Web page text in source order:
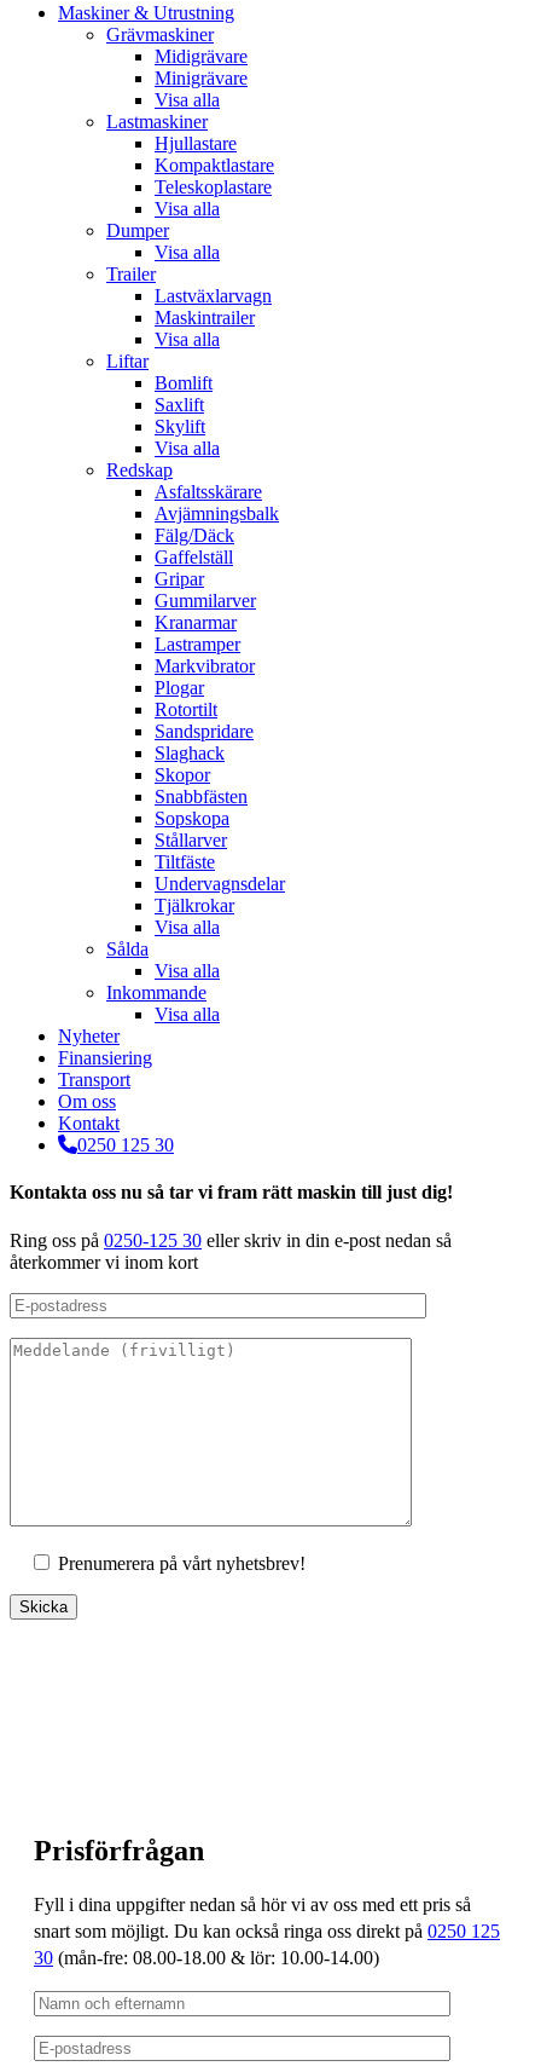
Close
Maskiner & Utrustning
Grävmaskiner
Midigrävare
Minigrävare
Visa alla
Lastmaskiner
Hjullastare
Kompaktlastare
Teleskoplastare
Visa alla
Dumper
Visa alla
Trailer
Lastväxlarvagn
Maskintrailer
Visa alla
Liftar
Bomlift
Saxlift
Skylift
Visa alla
Redskap
Asfaltsskärare
Avjämningsbalk
Fälg/Däck
Gaffelställ
Gripar
Gummilarver
Kranarmar
Lastramper
Markvibrator
Plogar
Rotortilt
Sandspridare
Slaghack
Skopor
Snabbfästen
Sopskopa
Stållarver
Tiltfäste
Undervagnsdelar
Tjälkrokar
Visa alla
Sålda
Visa alla
Inkommande
Visa alla
Nyheter
Finansiering
Transport
Om oss
Kontakt
0250 125 30
Kontakta oss nu så tar vi fram rätt maskin till just dig!
Ring oss på 0250-125 30 eller skriv in din e-post nedan så
återkommer vi inom kort
Prenumerera på vårt nyhetsbrev!
Prisförfrågan
Fyll i dina uppgifter nedan så hör vi av oss med ett pris så
snart som möjligt. Du kan också ringa oss direkt på 0250 125
30 (mån-fre: 08.00-18.00 & lör: 10.00-14.00)